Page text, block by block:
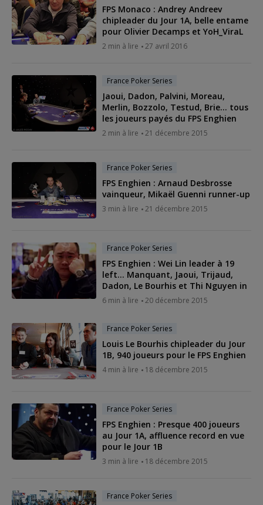
FPS Monaco : Andrey Andreev
chipleader du Jour 1A, belle entame
pour Olivier Decamps et YoH_ViraL
2 min à lire 27 avril 2016
France Poker Series
Jaoui, Dadon, Palvini, Moreau,
Merlin, Bozzolo, Testud, Brie... tous
les joueurs payés du FPS Enghien
2 min à lire 21 décembre 2015
France Poker Series
FPS Enghien : Arnaud Desbrosse
vainqueur, Mikaël Guenni runner-up
3 min à lire 21 décembre 2015
France Poker Series
FPS Enghien : Wei Lin leader à 19
left... Manquant, Jaoui, Trijaud,
Dadon, Le Bourhis et Thi Nguyen in
6 min à lire 20 décembre 2015
France Poker Series
Louis Le Bourhis chipleader du Jour
1B, 940 joueurs pour le FPS Enghien
4 min à lire 18 décembre 2015
France Poker Series
FPS Enghien : Presque 400 joueurs
au Jour 1A, affluence record en vue
pour le Jour 1B
3 min à lire 18 décembre 2015
France Poker Series